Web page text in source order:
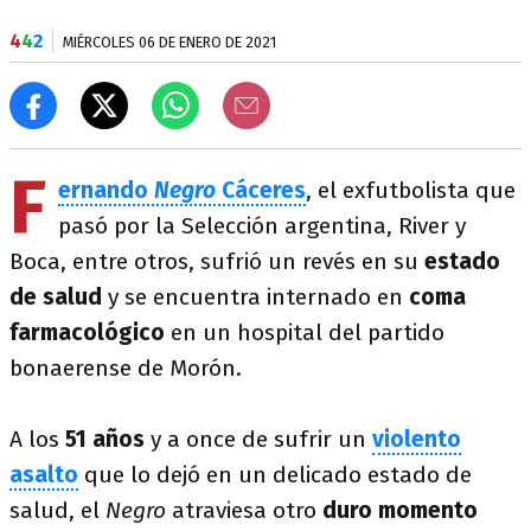
442 MIÉRCOLES 06 DE ENERO DE 2021
F ernando Negro Cáceres, el exfutbolista que
pasó por la Selección argentina, River y
Boca, entre otros, sufrió un revés en su estado
de salud y se encuentra internado en coma
farmacológico en un hospital del partido
bonaerense de Morón.
A los 51 años y a once de sufrir un violento
asalto que lo dejó en un delicado estado de
salud, el Negro atraviesa otro duro momento